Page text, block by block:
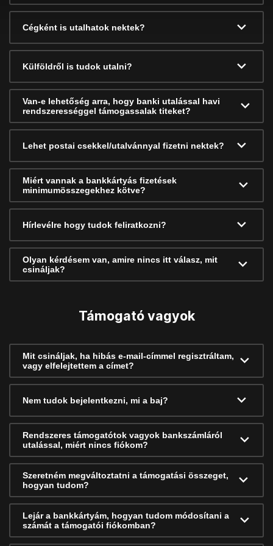
Cégként is utalhatok nektek?
Külföldről is tudok utalni?
Van-e lehetőség arra, hogy banki utalással havi
rendszerességgel támogassalak titeket?
Lehet postai csekkel/utalvánnyal fizetni nektek?
Miért vannak a bankkártyás fizetések
minimumösszegekhez kötve?
Hírlevélre hogy tudok feliratkozni?
Olyan kérdésem van, amire nincs itt válasz, mit
csináljak?
Támogató vagyok
Mit csináljak, ha hibás e-mail-címmel regisztráltam,
vagy elfelejtettem a címet?
Nem tudok bejelentkezni, mi a baj?
Rendszeres támogatótok vagyok bankszámláról
utalással, miért nincs fiókom?
Szeretném megváltoztatni a támogatási összeget,
hogyan tudom?
Lejár a bankkártyám, hogyan tudom módosítani a
számát a támogatói fiókomban?